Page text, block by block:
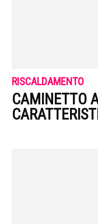
RISCALDAMENTO
CAMINETTO A